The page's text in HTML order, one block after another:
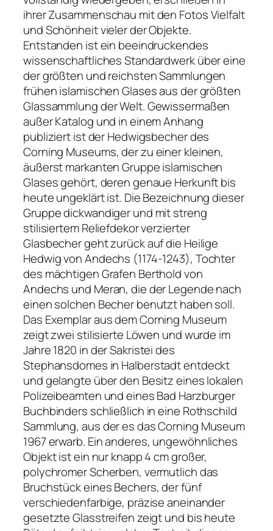
ihrer Zusammenschau mit den Fotos Vielfalt
und Schönheit vieler der Objekte.
Entstanden ist ein beeindruckendes
wissenschaftliches Standardwerk über eine
der größten und reichsten Sammlungen
frühen islamischen Glases aus der größten
Glassammlung der Welt. Gewissermaßen
außer Katalog und in einem Anhang
publiziert ist der Hedwigsbecher des
Corning Museums, der zu einer kleinen,
äußerst markanten Gruppe islamischen
Glases gehört, deren genaue Herkunft bis
heute ungeklärt ist. Die Bezeichnung dieser
Gruppe dickwandiger und mit streng
stilisiertem Reliefdekor verzierter
Glasbecher geht zurück auf die Heilige
Hedwig von Andechs (1174-1243), Tochter
des mächtigen Grafen Berthold von
Andechs und Meran, die der Legende nach
einen solchen Becher benutzt haben soll.
Das Exemplar aus dem Corning Museum
zeigt zwei stilisierte Löwen und wurde im
Jahre 1820 in der Sakristei des
Stephansdomes in Halberstadt entdeckt
und gelangte über den Besitz eines lokalen
Polizeibeamten und eines Bad Harzburger
Buchbinders schließlich in eine Rothschild
Sammlung, aus der es das Corning Museum
1967 erwarb. Ein anderes, ungewöhnliches
Objekt ist ein nur knapp 4 cm großer,
polychromer Scherben, vermutlich das
Bruchstück eines Bechers, der fünf
verschiedenfarbige, präzise aneinander
gesetzte Glasstreifen zeigt und bis heute